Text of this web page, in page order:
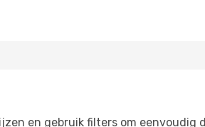
en gebruik filters om eenvoudig